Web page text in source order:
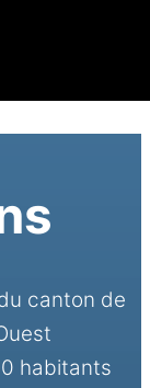
canton de
habitants